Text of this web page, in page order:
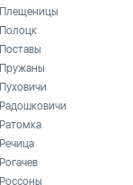
Плещеницы
Полоцк
Поставы
Пружаны
Пуховичи
Радошковичи
Ратомка
Речица
Рогачев
Россоны